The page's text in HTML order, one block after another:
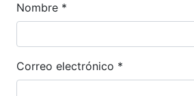
Nombre *
Correo electrónico *